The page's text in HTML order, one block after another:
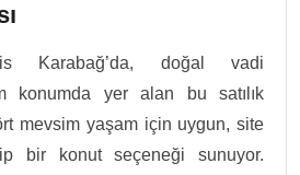
Karabağ’da, doğal vadi
konumda yer alan bu satılık
mevsim yaşam için uygun, site
bir konut seçeneği sunuyor.